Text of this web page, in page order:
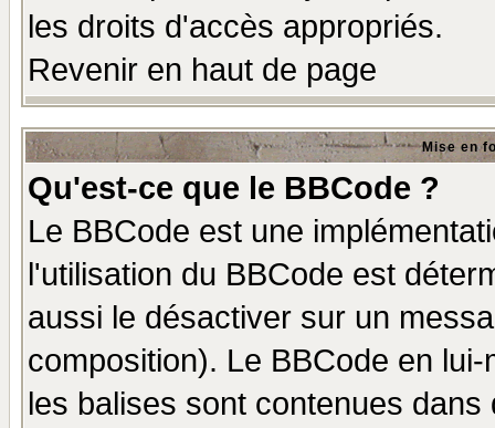
les droits d'accès appropriés.
Revenir en haut de page
Mise en
Qu'est-ce que le BBCode ?
Le BBCode est une
l'utilisation du BBCode est
aussi le désactiver sur un
composition). Le BBCode en
les balises sont contenues